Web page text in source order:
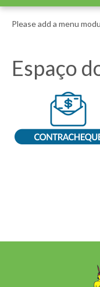
Please add a menu
Espaço